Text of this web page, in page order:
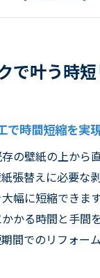
イクを自分で試
イク塗料や道具の
で叶う時
で時間短縮を実
の壁紙の上から
張替えに必要な
幅に短縮できま
かる時間と手間
間でのリフォー